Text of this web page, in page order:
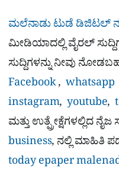
ಮಲೆನಾಡು ಟುಡೆ ಡಿಜಿಟಲ್
ಮೀಡಿಯಾದಲ್ಲಿ ವೈರಲ್​
ಸುದ್ದಿಗಳನ್ನು ನೀವು
Facebook, whatsapp
instagram, youtube,
ಮತ್ತು ಉತ್ಪ್ರೇಕ್ಷೆಗಳಲ್ಲಿದ
business, ನಲ್ಲಿ ಮಾಹಿತಿ
today epaper